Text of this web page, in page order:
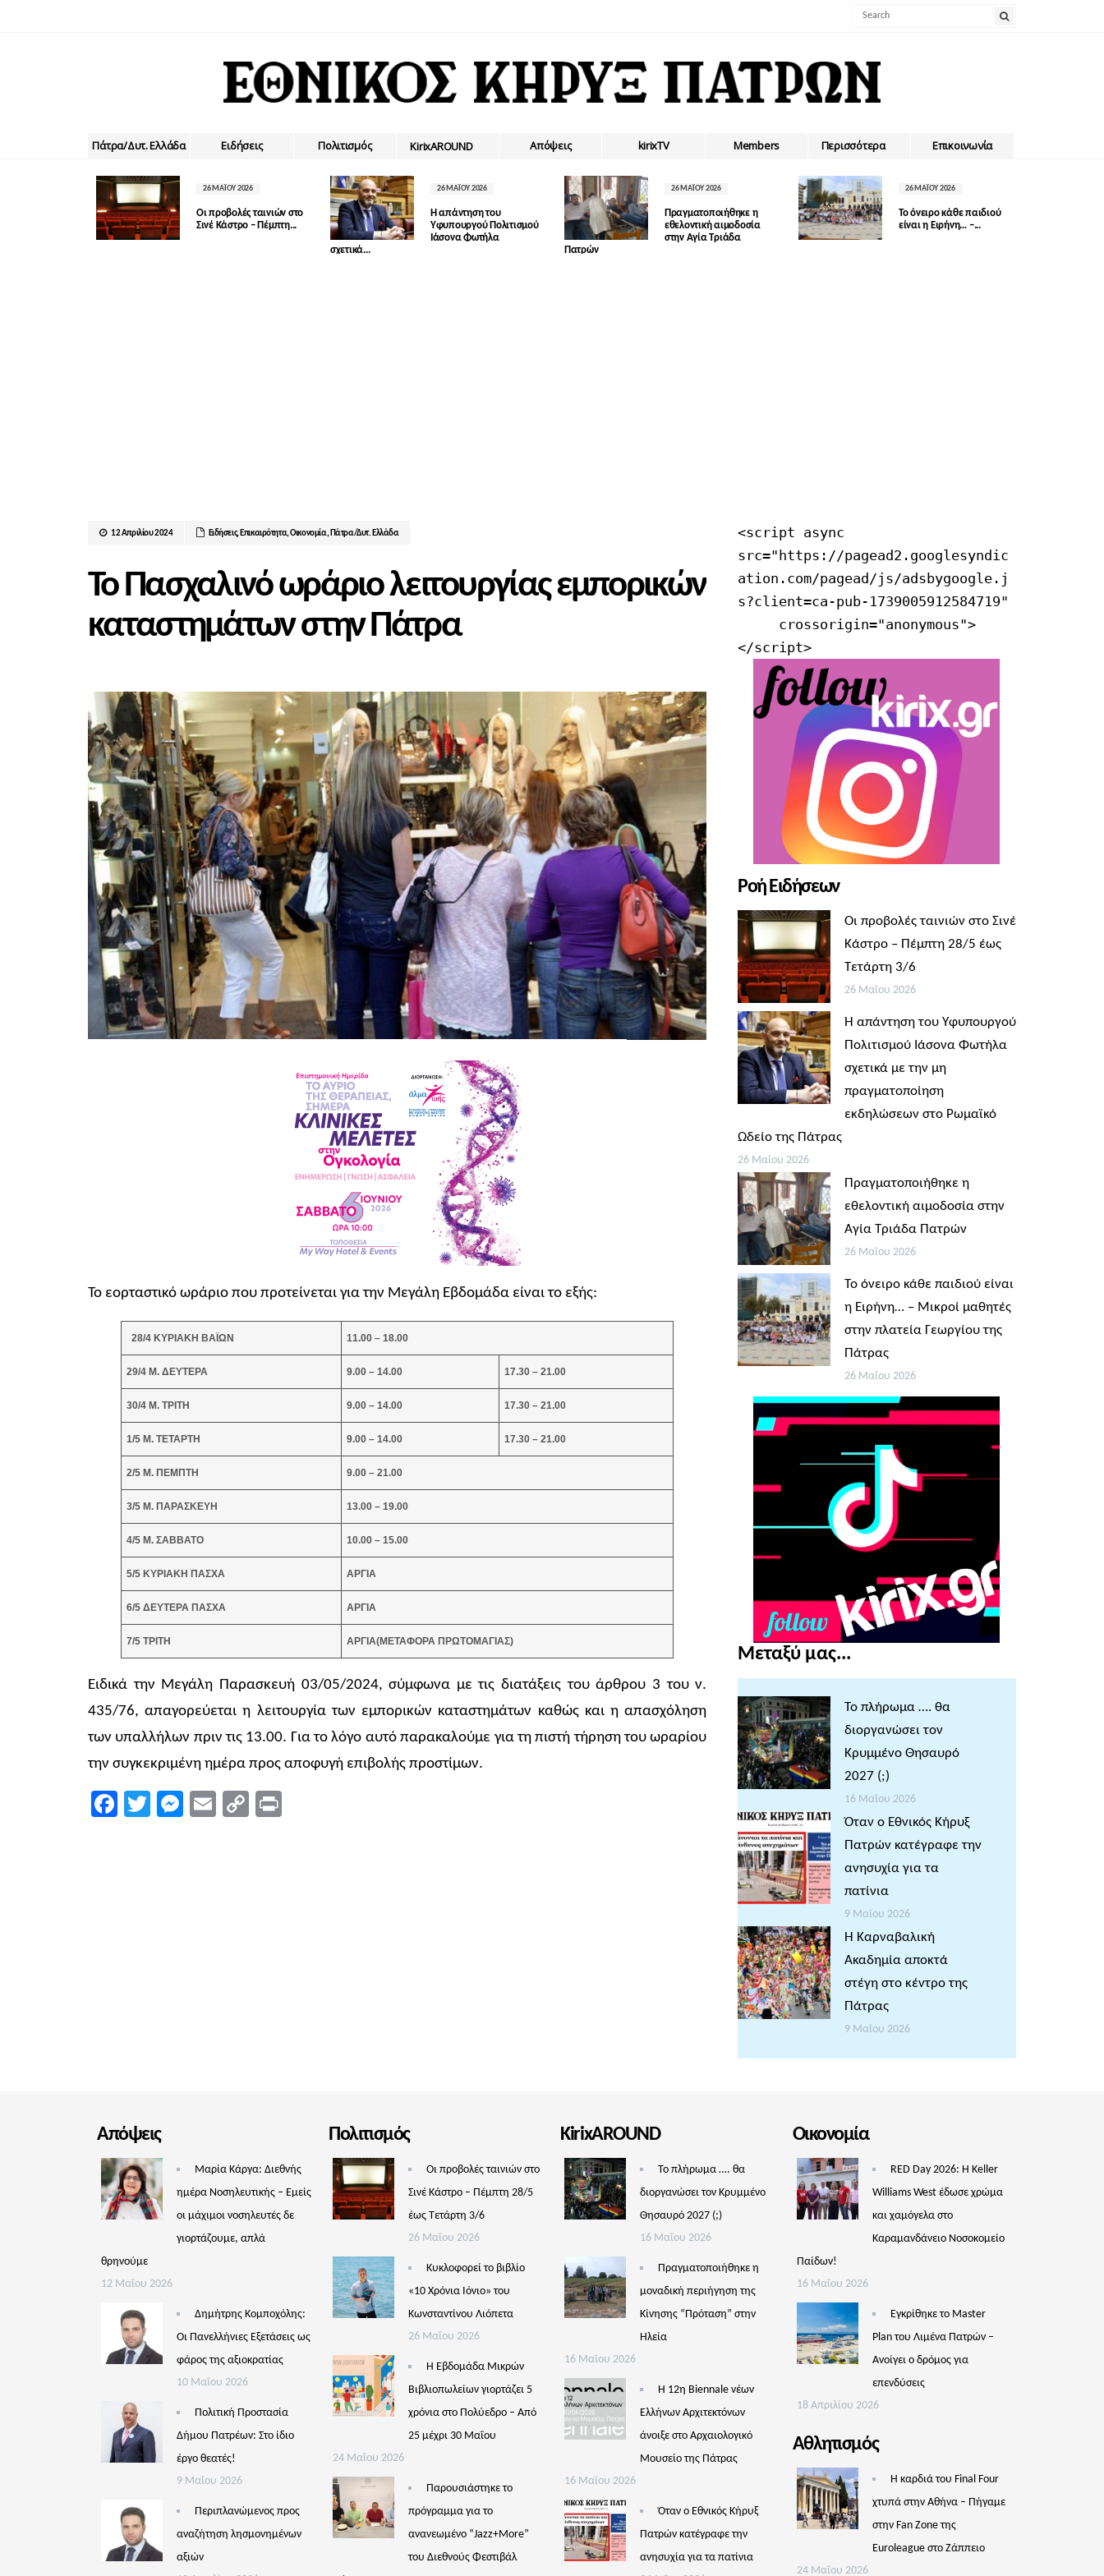
Πάτρα/Δυτ. Ελλάδα Ειδήσεις Πολιτισμός ΚirixAROUND Απόψεις kirixTV Members Περισσότερα Επικοινωνία
26 ΜΑΪ́ΟΥ 2026
Οι προβολές ταινιών στο
Σινέ Κάστρο – Πέμπτη...
26 ΜΑΪ́ΟΥ 2026
Η απάντηση του
Υφυπουργού Πολιτισμού
Ιάσονα Φωτήλα
σχετικά...
26 ΜΑΪ́ΟΥ 2026
Πραγματοποιήθηκε η
εθελοντική αιμοδοσία
στην Αγία Τριάδα
Πατρών
26 ΜΑΪ́ΟΥ 2026
Το όνειρο κάθε παιδιού
είναι η Ειρήνη… –...
12 Απριλίου 2024 Ειδήσεις,Επικαιρότητα,Οικονομία,Πάτρα/Δυτ. Ελλάδα
Το Πασχαλινό ωράριο λειτουργίας εμπορικών
καταστημάτων στην Πάτρα
Το εορταστικό ωράριο που προτείνεται για την Μεγάλη Εβδομάδα είναι το εξής:
28/4 ΚΥΡΙΑΚΗ ΒΑΪΩΝ 11.00 – 18.00
29/4 Μ. ΔΕΥΤΕΡΑ 9.00 – 14.00 17.30 – 21.00
30/4 Μ. ΤΡΙΤΗ 9.00 – 14.00 17.30 – 21.00
1/5 Μ. ΤΕΤΑΡΤΗ 9.00 – 14.00 17.30 – 21.00
2/5 Μ. ΠΕΜΠΤΗ 9.00 – 21.00
3/5 Μ. ΠΑΡΑΣΚΕΥΗ 13.00 – 19.00
4/5 Μ. ΣΑΒΒΑΤΟ 10.00 – 15.00
5/5 ΚΥΡΙΑΚΗ ΠΑΣΧΑ ΑΡΓΙΑ
6/5 ΔΕΥΤΕΡΑ ΠΑΣΧΑ ΑΡΓΙΑ
7/5 ΤΡΙΤΗ ΑΡΓΙΑ(ΜΕΤΑΦΟΡΑ ΠΡΩΤΟΜΑΓΙΑΣ)
Ειδικά την Μεγάλη Παρασκευή 03/05/2024, σύμφωνα με τις διατάξεις του άρθρου 3 του ν.
435/76, απαγορεύεται η λειτουργία των εμπορικών καταστημάτων καθώς και η απασχόληση
των υπαλλήλων πριν τις 13.00. Για το λόγο αυτό παρακαλούμε για τη πιστή τήρηση του ωραρίου
την συγκεκριμένη ημέρα προς αποφυγή επιβολής προστίμων.
Facebook
TwitterMessenger
EmailCopy
<script async
src="https://pagead2.googlesyndic
ation.com/pagead/js/adsbygoogle.j
s?client=ca-pub-1739005912584719"
</script>
Ροή Ειδήσεων
Οι προβολές ταινιών στο Σινέ
Κάστρο – Πέμπτη 28/5 έως
Τετάρτη 3/6
26 Μαΐου 2026
Η απάντηση του Υφυπουργού
Πολιτισμού Ιάσονα Φωτήλα
σχετικά με την μη
πραγματοποίηση
εκδηλώσεων στο Ρωμαϊκό
Ωδείο της Πάτρας
26 Μαΐου 2026
Πραγματοποιήθηκε η
εθελοντική αιμοδοσία στην
Αγία Τριάδα Πατρών
26 Μαΐου 2026
Το όνειρο κάθε παιδιού είναι
η Ειρήνη… – Μικροί μαθητές
στην πλατεία Γεωργίου της
Πάτρας
26 Μαΐου 2026
Μεταξύ μας...
Το πλήρωμα …. θα
διοργανώσει τον
Κρυμμένο Θησαυρό
2027 (;)
16 Μαΐου 2026
Όταν ο Εθνικός Κήρυξ
Πατρών κατέγραφε την
ανησυχία για τα
πατίνια
9 Μαΐου 2026
Η Καρναβαλική
Ακαδημία αποκτά
στέγη στο κέντρο της
Πάτρας
9 Μαΐου 2026
Απόψεις
Μαρία Κάργα: Διεθνής
ημέρα Νοσηλευτικής – Εμείς
οι μάχιμοι νοσηλευτές δε
γιορτάζουμε, απλά
θρηνούμε
12 Μαΐου 2026
Δημήτρης Κομποχόλης:
Οι Πανελλήνιες Εξετάσεις ως
φάρος της αξιοκρατίας
10 Μαΐου 2026
Πολιτική Προστασία
Δήμου Πατρέων: Στο ίδιο
έργο θεατές!
9 Μαΐου 2026
Περιπλανώμενος προς
αναζήτηση λησμονημένων
αξιών
Πολιτισμός
Οι προβολές ταινιών στο
Σινέ Κάστρο – Πέμπτη 28/5
έως Τετάρτη 3/6
26 Μαΐου 2026
Κυκλοφορεί το βιβλίο
«10 Χρόνια Ιόνιο» του
Κωνσταντίνου Λιόπετα
26 Μαΐου 2026
Η Εβδομάδα Μικρών
Βιβλιοπωλείων γιορτάζει 5
χρόνια στο Πολύεδρο – Από
25 μέχρι 30 Μαΐου
24 Μαΐου 2026
Παρουσιάστηκε το
πρόγραμμα για το
ανανεωμένο “Jazz+More”
του Διεθνούς Φεστιβάλ
KirixAROUND
Το πλήρωμα …. θα
διοργανώσει τον Κρυμμένο
Θησαυρό 2027 (;)
16 Μαΐου 2026
Πραγματοποιήθηκε η
μοναδική περιήγηση της
Κίνησης “Πρόταση” στην
Ηλεία
16 Μαΐου 2026
Η 12η Biennale νέων
Ελλήνων Αρχιτεκτόνων
άνοιξε στο Αρχαιολογικό
Μουσείο της Πάτρας
16 Μαΐου 2026
Όταν ο Εθνικός Κήρυξ
Πατρών κατέγραφε την
ανησυχία για τα πατίνια
Οικονομία
RED Day 2026: Η Keller
Williams West έδωσε χρώμα
και χαμόγελα στο
Καραμανδάνειο Νοσοκομείο
Παίδων!
16 Μαΐου 2026
Εγκρίθηκε το Master
Plan του Λιμένα Πατρών –
Aνοίγει ο δρόμος για
επενδύσεις
18 Απριλίου 2026
Αθλητισμός
Η καρδιά του Final Four
χτυπά στην Αθήνα – Πήγαμε
στην Fan Zone της
Euroleague στο Ζάππειο
24 Μαΐου 2026